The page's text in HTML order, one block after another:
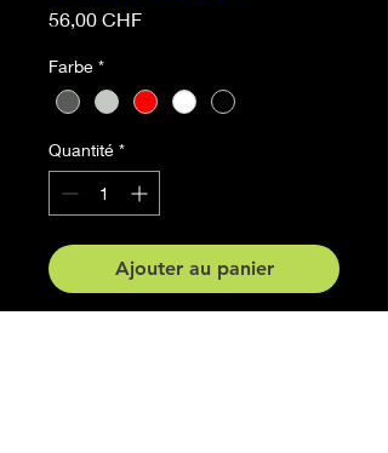
56,00 CHFPrix
Farbe *
Quantité *
Ajouter au panier